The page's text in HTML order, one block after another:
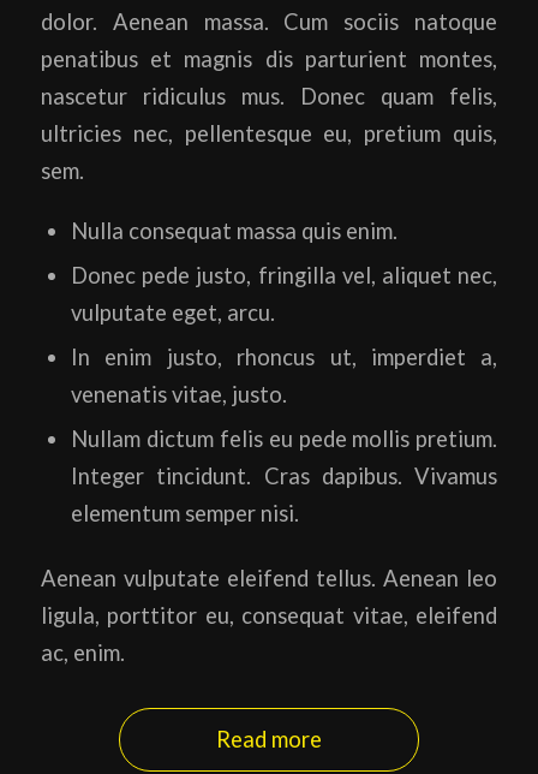
dolor. Aenean massa. Cum sociis natoque
penatibus et magnis dis parturient montes,
nascetur ridiculus mus. Donec quam felis,
ultricies nec, pellentesque eu, pretium quis,
sem.
Nulla consequat massa quis enim.
Donec pede justo, fringilla vel, aliquet nec,
vulputate eget, arcu.
In enim justo, rhoncus ut, imperdiet a,
venenatis vitae, justo.
Nullam dictum felis eu pede mollis pretium.
Integer tincidunt. Cras dapibus. Vivamus
elementum semper nisi.
Aenean vulputate eleifend tellus. Aenean leo
ligula, porttitor eu, consequat vitae, eleifend
ac, enim.
Read more